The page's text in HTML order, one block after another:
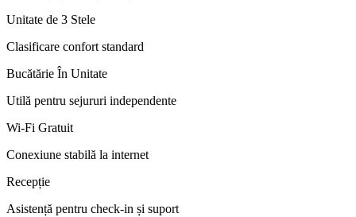
Unitate de 3 Stele
Clasificare confort standard
Bucătărie În Unitate
Utilă pentru sejururi independente
Wi-Fi Gratuit
Conexiune stabilă la internet
Recepție
Asistență pentru check-in și suport